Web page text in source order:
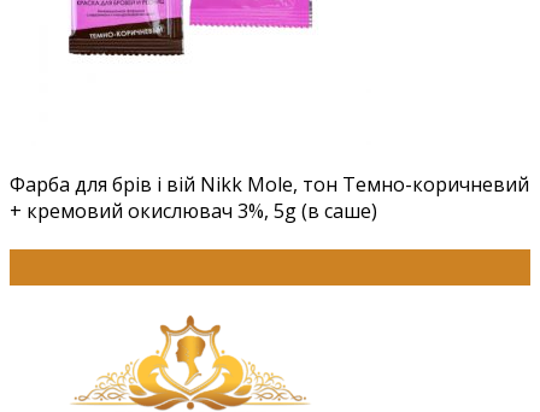
Фарба для брів і вій Nikk Mole, тон Темно-коричневий
+ кремовий окислювач 3%, 5g (в саше)